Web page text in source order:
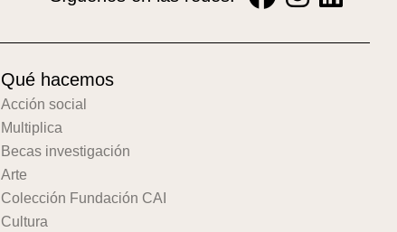
Qué hacemos
Acción social
Multiplica
Becas investigación
Arte
Colección Fundación CAI
Cultura